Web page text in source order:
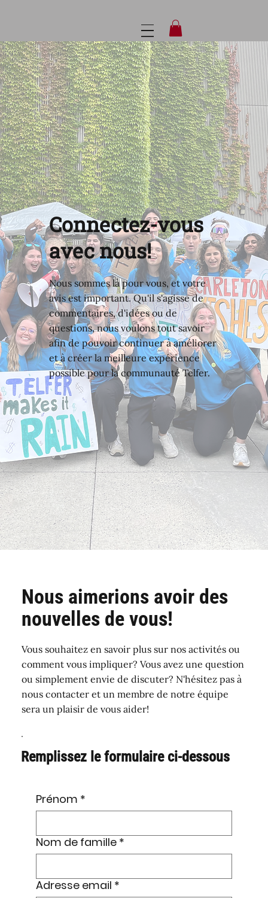
Connectez-vous
avec nous!
Nous sommes là pour vous, et votre
avis est important. Qu'il s'agisse de
commentaires, d'idées ou de
questions, nous voulons tout savoir
afin de pouvoir continuer à améliorer
et à créer la meilleure expérience
possible pour la communauté Telfer.
Nous aimerions avoir des
nouvelles de vous!
Vous souhaitez en savoir plus sur nos activités ou
comment vous impliquer? Vous avez une question
ou simplement envie de discuter? N'hésitez pas à
nous contacter et un membre de notre équipe
sera un plaisir de vous aider!
Remplissez le formulaire ci-dessous
Prénom *
Nom de famille *
Adresse email *